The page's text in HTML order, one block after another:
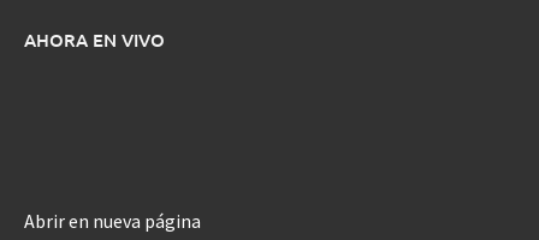
AHORA EN VIVO
Abrir en nueva página